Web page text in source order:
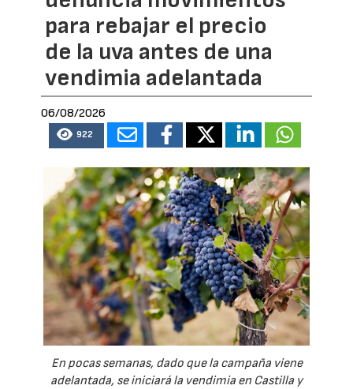
para rebajar el precio
de la uva antes de una
vendimia adelantada
06/08/2026
922
En pocas semanas, dado que la campaña viene
adelantada, se iniciará la vendimia en Castilla y